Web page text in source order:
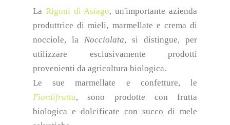
La Rigoni di Asiago, un'importante azienda
produttrice di mieli, marmellate e crema di
nocciole, la Nocciolata, si distingue, per
utilizzare esclusivamente prodotti
provenienti da agricoltura biologica.
Le sue marmellate e confetture, le
Fiordifrutta, sono prodotte con frutta
biologica e dolcificate con succo di mele